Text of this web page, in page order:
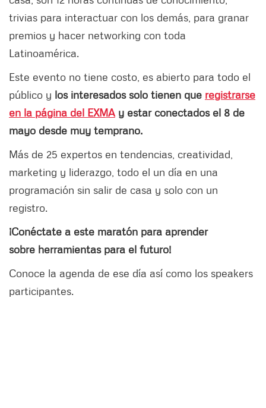
trivias para interactuar con los demás, para granar
premios y hacer networking con toda
Latinoamérica.
Este evento no tiene costo, es abierto para todo el
público y los interesados solo tienen que registrarse
en la página del EXMA y estar conectados el 8 de
mayo desde muy temprano.
Más de 25 expertos en tendencias, creatividad,
marketing y liderazgo, todo el un día en una
programación sin salir de casa y solo con un
registro.
¡Conéctate a este maratón para aprender
sobre herramientas para el futuro!
Conoce la agenda de ese día así como los speakers
participantes.